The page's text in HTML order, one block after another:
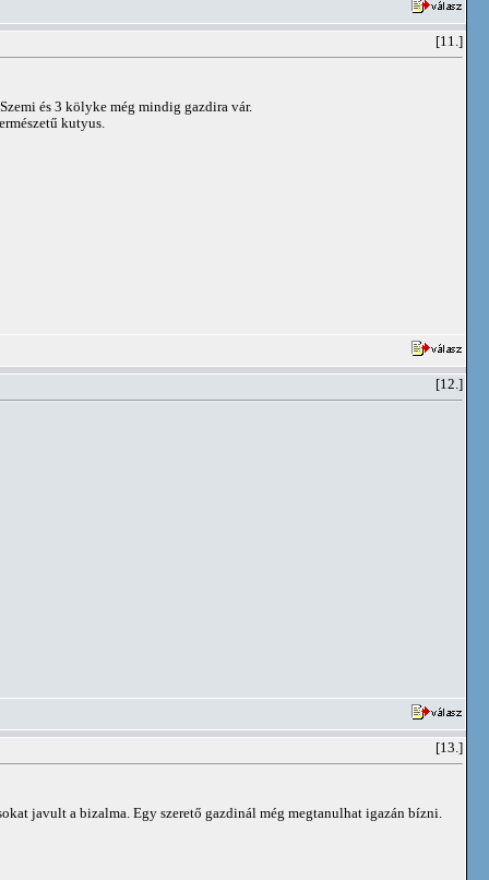
[11.]
és 3 kölyke még mindig gazdira vár.
kutyus.
[12.]
[13.]
javult a bizalma. Egy szerető gazdinál még megtanulhat igazán bízni.